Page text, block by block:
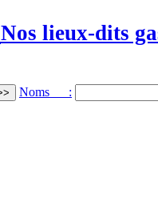
Nos lieux-dits
Noms :